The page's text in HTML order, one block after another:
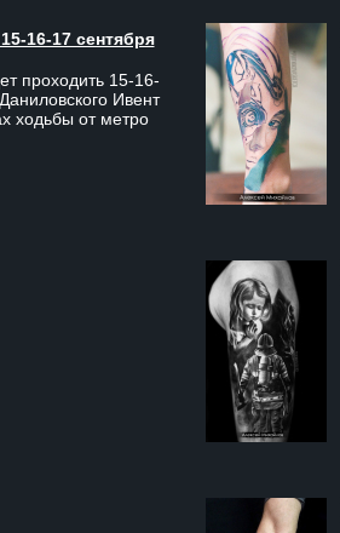
16-17 сентября
проходить 15-16-
Ивент
ходьбы от метро